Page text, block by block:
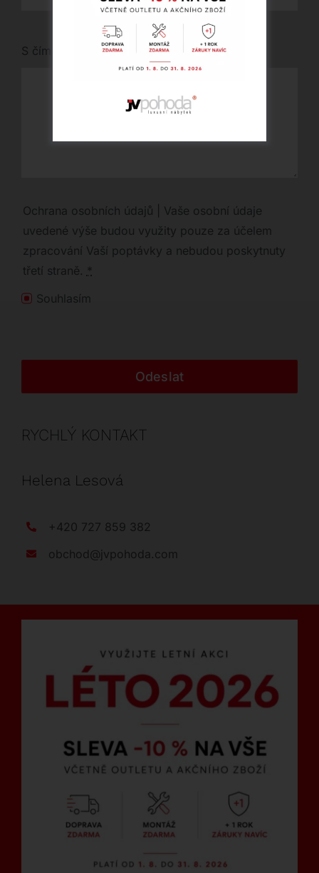
S čím vám můžeme pomoci?
Ochrana osobních údajů | Vaše osobní údaje
uvedené výše budou využity pouze za účelem
zpracování Vaší poptávky a nebudou poskytnuty
třetí straně. *
Souhlasím
Odeslat
RYCHLÝ KONTAKT
Helena Lesová
+420 727 859 382
obchod@jvpohoda.com